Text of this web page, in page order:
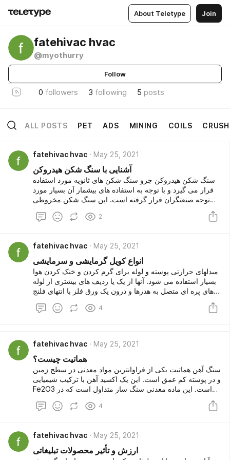
About Teletype Join
fatehivac hvac
@myothurry
Follow
0 followers 3 following 5 posts
ALL POSTS PET ADS MINING COILS
fatehivac hvac May 25, 2021
آشنایی با سنگ شکن هیدروکن
سنگ شکن هیدروکن جزو سنگ شکن های ثانویه مورد استفاده
قرار می گیرد و با توجه به استفاده های بیشمار آن بسیار مورد
توجه صنعتگران قرار گرفته است. این سنگ شکن مخروطی
دارای یک صفحه آویز دو طبقه یا یک طبقه (با استفاده از طبقه
بالا به عنوان یک عرشه شکن) به صورت کاملا جدا شده و
دارای قابلیت های چند منظوره به عنوان یک یک سنگ شکن
مخروطی بسیار کارآمد و مفید است.
2
fatehivac hvac May 25, 2021
انواع کویل گرمایشی و سرمایشی
مبدلهای حرارتی پوسته و لوله برای گرم کردن و خنک کردن هوا
بسیار استفاده می شود. آنها از یک یا ردیف های بیشتری از لوله
های پره ای متصل به هدرها و درون یک ورق فلز با انتهای فلنج
نصب شده است مناسب برای نصب کانال. عناصر گرمایشی به
طور معمول با لوله های مسی / لوله های آلومینیوم ، با کشش
شکل هستند. کویل آبگرم را می توان با آب گرم یا بخار به عنوان
رسانه انتقال حرارت در حالی که پیش گرم کننده های یخ زدگی
استفاده می شود معمولاً عناصر گرمایش الکتریکی دارند. کویل
های خنک کننده بسته به نوع آب یا نوع انبساط مستقیم طبقه
بندی می شوند رسانه هایی که از طریق لوله ها جریان دارند. در
کویل های آب ، آب سرد یا آب سرد یا نمک از طریق لوله های
4
fatehivac hvac May 25, 2021
هماتیت چیست؟
سنگ آهن هماتیت یکی از فراوانترین مواد معدنی در سطح زمین
و در پوسته کم عمق است. این یک اکسید آهن با ترکیب شیمیایی
Fe2O3 است. این ماده معدنی سنگ ساز متداول است که در
یافت می شود.
4
fatehivac hvac May 25, 2021
ارزش و تأثیر محصولات تبلیغاتی